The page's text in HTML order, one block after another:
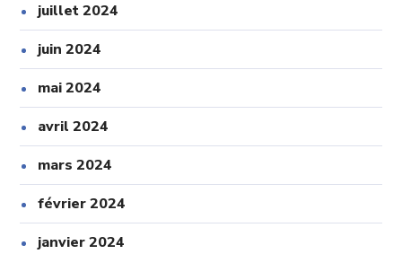
juillet 2024
juin 2024
mai 2024
avril 2024
mars 2024
février 2024
janvier 2024